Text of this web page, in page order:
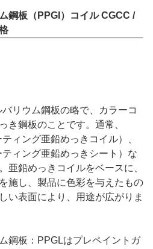
鋼板（PPGI）コイル CGCC /
リウム鋼板の略で、カラーコ
き鋼板のことです。通常、
ィング亜鉛めっきコイル）、
ィング亜鉛めっきシート）な
亜鉛めっきコイルをベースに、
施し、製品に色彩を与えたもの
い表面により、用途が広がりま
鋼板：PPGLはプレペイントガ